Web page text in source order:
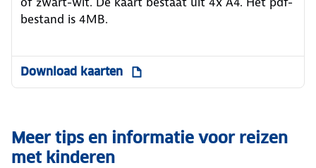
bestand is 4MB.
Download kaarten
Meer tips en informatie voor reizen
met kinderen